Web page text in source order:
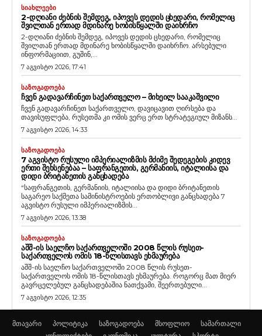
ᲡᲘᲐᲮᲚᲔᲔᲑᲘ
2-ᲓᲦᲘᲐᲜᲘ ᲫᲔᲑᲜᲘᲡ ᲨᲔᲛᲓᲔᲒ, ᲘᲞᲝᲕᲔᲡ ᲓᲔᲓᲘᲡ ᲪᲮᲔᲓᲐᲠᲘ, ᲠᲝᲛᲔᲚᲘᲪ
ᲨᲕᲘᲚᲗᲐᲜ ᲔᲠᲗᲐᲓ ᲛᲓᲘᲜᲐᲠᲔ ᲮᲝᲑᲘᲡᲬᲧᲐᲚᲨᲘ ᲓᲐᲘᲮᲠᲩᲝ
2-დღიანი ძებნის შემდეგ, იპოვეს დედის ცხედარი, რომელიც
შვილთან ერთად მდინარე ხობისწყალში დაიხრჩო. არსებული
ინფორმაციით, გუშინ,...
7 აგვისტო 2026, 17:41
ᲡᲐᲖᲝᲒᲐᲓᲝᲔᲑᲐ
ᲩᲕᲔᲜ ᲒᲐᲓᲐᲕᲐᲠᲩᲘᲜᲔᲗ ᲡᲐᲥᲐᲠᲗᲕᲔᲚᲝ – ᲛᲘᲮᲔᲘᲚ ᲡᲐᲐᲙᲐᲨᲕᲘᲚᲘ
ჩვენ გადავარჩინეთ საქართველო, დავიცავით ღირსება და
თავისუფლება, რუსეთმა კი ომის ვერც ერთ სტრატეგიულ მიზანს...
7 აგვისტო 2026, 14:33
ᲡᲐᲖᲝᲒᲐᲓᲝᲔᲑᲐ
7 ᲐᲒᲕᲘᲡᲢᲝ ᲠᲣᲡᲣᲚᲘ ᲘᲛᲞᲔᲠᲘᲐᲚᲘᲖᲛᲘᲡ ᲛᲫᲘᲛᲔ ᲨᲔᲓᲔᲒᲔᲑᲘᲡ ᲙᲘᲓᲔᲕ
ᲔᲠᲗᲘ ᲨᲔᲮᲡᲔᲜᲔᲑᲐᲐ – ᲡᲐᲤᲠᲐᲜᲒᲔᲗᲘᲡ, ᲒᲔᲠᲛᲐᲜᲘᲘᲡ, ᲘᲢᲐᲚᲘᲘᲡᲐ ᲓᲐ
ᲓᲘᲓᲘ ᲑᲠᲘᲢᲐᲜᲔᲗᲘᲡ ᲒᲐᲜᲪᲮᲐᲓᲔᲑᲐ
“საფრანგეთის, გერმანიის, იტალიისა და დიდი ბრიტანეთის
საგარეო საქმეთა სამინისტროების ერთობლივი განცხადება 7
აგვისტო რუსული იმპერიალიზმის...
7 აგვისტო 2026, 13:38
ᲡᲐᲖᲝᲒᲐᲓᲝᲔᲑᲐ
ᲐᲨᲨ-ᲘᲡ ᲡᲐᲔᲚᲩᲝ ᲡᲐᲥᲐᲠᲗᲕᲔᲚᲝᲨᲘ 2008 ᲬᲚᲘᲡ ᲠᲣᲡᲔᲗ-
ᲡᲐᲥᲐᲠᲗᲕᲔᲚᲝᲡ ᲝᲛᲘᲡ 18-ᲬᲚᲘᲡᲗᲐᲕᲡ ᲔᲮᲛᲐᲣᲠᲔᲑᲐ
აშშ-ის საელჩო საქართველოში 2008 წლის რუსეთ-
საქართველოს ომის 18-წლისთავს ეხმაურება. როგორც მათ მიერ
გავრცელებულ განცხადებაშია ნათქვამი, შეერთებული...
7 აგვისტო 2026, 12:35
მთავარი პოლიტიკა საზოგადოება მსოფლიო
სამართალი